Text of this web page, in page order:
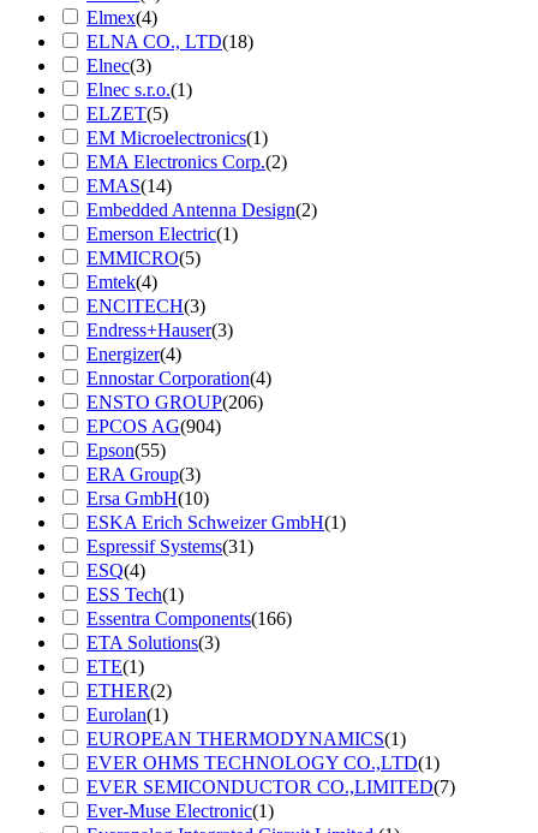
Elmex(4)
ELNA CO., LTD(18)
Elnec(3)
Elnec s.r.o.(1)
ELZET(5)
EM Microelectronics(1)
EMA Electronics Corp.(2)
EMAS(14)
Embedded Antenna Design(2)
Emerson Electric(1)
EMMICRO(5)
Emtek(4)
ENCITECH(3)
Endress+Hauser(3)
Energizer(4)
Ennostar Corporation(4)
ENSTO GROUP(206)
EPCOS AG(904)
Epson(55)
ERA Group(3)
Ersa GmbH(10)
ESKA Erich Schweizer GmbH(1)
Espressif Systems(31)
ESQ(4)
ESS Tech(1)
Essentra Components(166)
ETA Solutions(3)
ETE(1)
ETHER(2)
Eurolan(1)
EUROPEAN THERMODYNAMICS(1)
EVER OHMS TECHNOLOGY CO.,LTD(1)
EVER SEMICONDUCTOR CO.,LIMITED(7)
Ever-Muse Electronic(1)